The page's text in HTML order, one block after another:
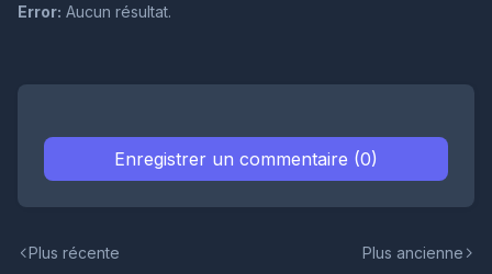
Error: Aucun résultat.
Enregistrer un commentaire (0)
Plus récente Plus ancienne